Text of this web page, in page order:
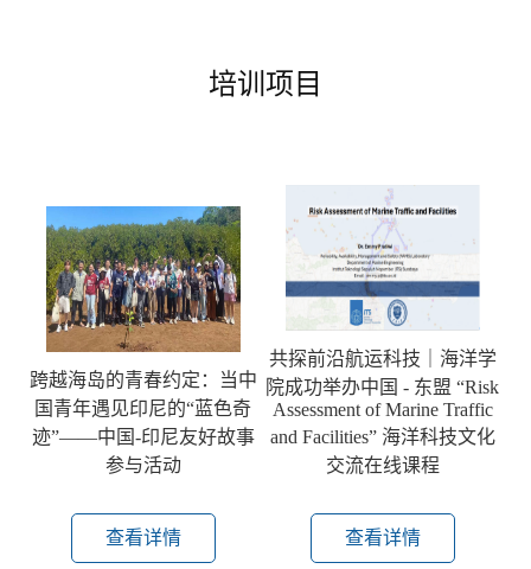
培训项目
跨越海岛的青春约定：当中
国青年遇见印尼的“蓝色奇
迹”——中国-印尼友好故事
参与活动
查看详情
共探前沿航运科技｜海洋学
院成功举办中国 - 东盟 “Risk
Assessment of Marine Traffic
and Facilities” 海洋科技文化
交流在线课程
查看详情